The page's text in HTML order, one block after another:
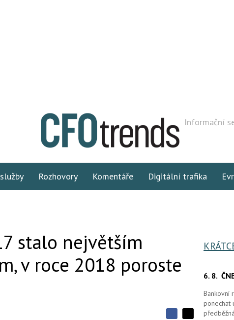
Informační
Rozhovory Komentáře Digitální trafika
stalo největším
v roce 2018 poroste
6. 8.
Bankovní
ponechat